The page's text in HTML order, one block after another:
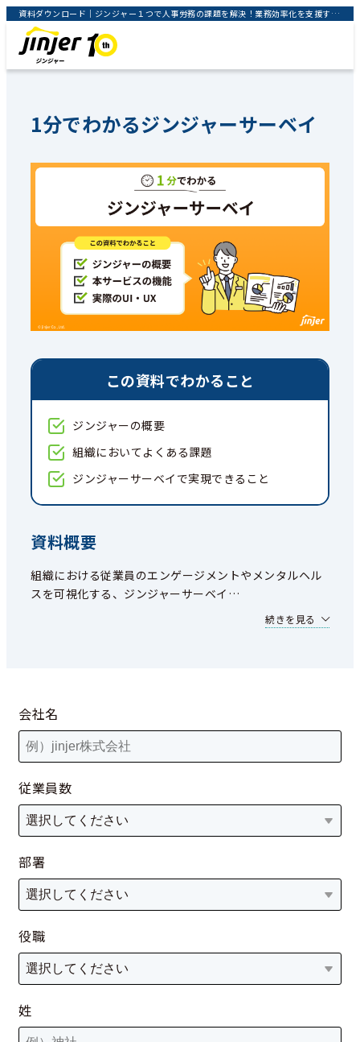
資料ダウンロード｜ジンジャー１つで人事労務の課題を解決！業務効率化を支援するクラウドサービス｜jinjer株式会社
1分でわかるジンジャーサーベイ
この資料でわかること
ジンジャーの概要
組織においてよくある課題
ジンジャーサーベイで実現できること
資料概要
組織における従業員のエンゲージメントやメンタルヘル
スを可視化する、ジンジャーサーベイ …
続きを見る
会社名
従業員数
部署
役職
姓